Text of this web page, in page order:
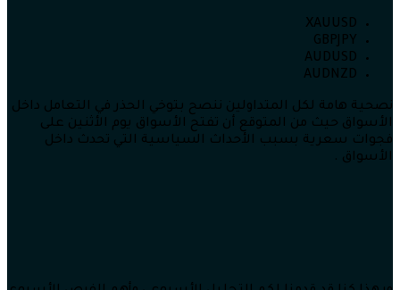
XAUUSD
GBPJPY
AUDUSD
AUDNZD
نصحية هامة لكل المتداولين ننصح بتوخي الحذر في التعامل داخل
الأسواق حيث من المتوقع أن تفتح الأسواق يوم الأثنين على
فجوات سعرية بسبب الأحداث السياسية التي تحدث داخل
الأسواق .